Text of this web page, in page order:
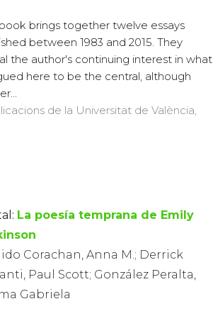
brings together twelve essays
between 1983 and 2015. They
the author's continuing interest in what
here to be the central, although
de la Universitat de València,
La poesía temprana de Emily
Corachan, Anna M.; Derrick
Paul Scott; González Peralta,
Gabriela